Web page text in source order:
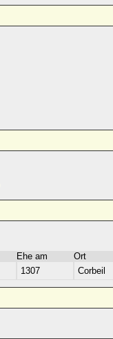
Ehe am
Ort
1307 Corbeil